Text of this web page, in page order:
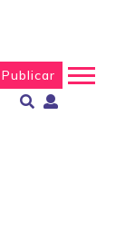
Publicar